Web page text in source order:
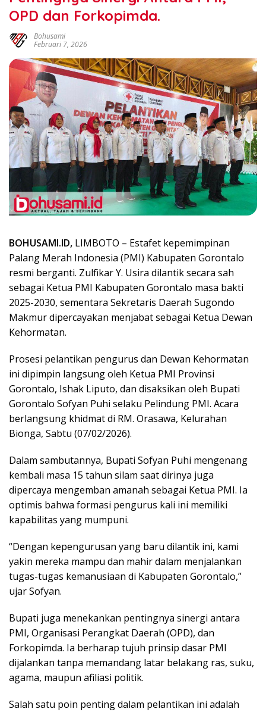
OPD dan Forkopimda.
Bohusami
Februari 7, 2026
BOHUSAMI.ID, LIMBOTO – Estafet kepemimpinan
Palang Merah Indonesia (PMI) Kabupaten Gorontalo
resmi berganti. Zulfikar Y. Usira dilantik secara sah
sebagai Ketua PMI Kabupaten Gorontalo masa bakti
2025-2030, sementara Sekretaris Daerah Sugondo
Makmur dipercayakan menjabat sebagai Ketua Dewan
Kehormatan.
Prosesi pelantikan pengurus dan Dewan Kehormatan
ini dipimpin langsung oleh Ketua PMI Provinsi
Gorontalo, Ishak Liputo, dan disaksikan oleh Bupati
Gorontalo Sofyan Puhi selaku Pelindung PMI. Acara
berlangsung khidmat di RM. Orasawa, Kelurahan
Bionga, Sabtu (07/02/2026).
Dalam sambutannya, Bupati Sofyan Puhi mengenang
kembali masa 15 tahun silam saat dirinya juga
dipercaya mengemban amanah sebagai Ketua PMI. Ia
optimis bahwa formasi pengurus kali ini memiliki
kapabilitas yang mumpuni.
“Dengan kepengurusan yang baru dilantik ini, kami
yakin mereka mampu dan mahir dalam menjalankan
tugas-tugas kemanusiaan di Kabupaten Gorontalo,”
ujar Sofyan.
Bupati juga menekankan pentingnya sinergi antara
PMI, Organisasi Perangkat Daerah (OPD), dan
Forkopimda. Ia berharap tujuh prinsip dasar PMI
dijalankan tanpa memandang latar belakang ras, suku,
agama, maupun afiliasi politik.
Salah satu poin penting dalam pelantikan ini adalah